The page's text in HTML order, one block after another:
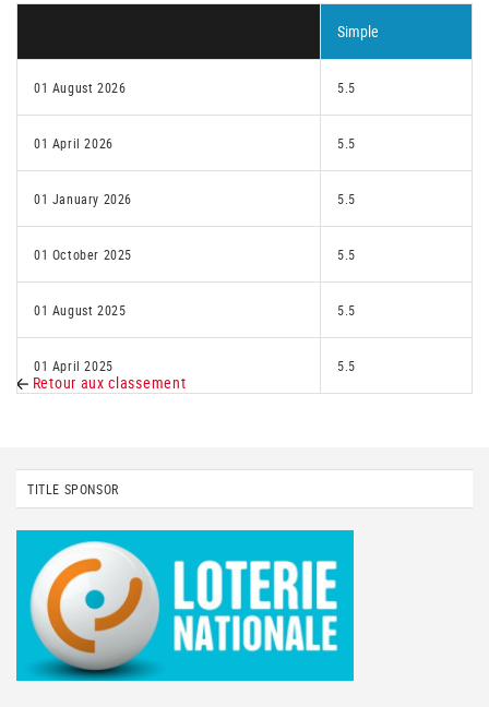
Simple
01 August 2026 5.5
01 April 2026 5.5
01 January 2026 5.5
01 October 2025 5.5
01 August 2025 5.5
01 April 2025 5.5
Retour aux classement
TITLE SPONSOR